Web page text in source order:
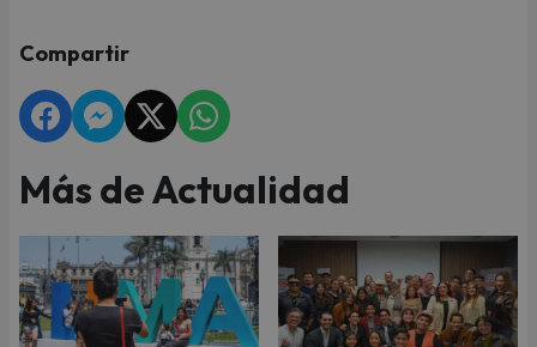
Compartir
Más de Actualidad